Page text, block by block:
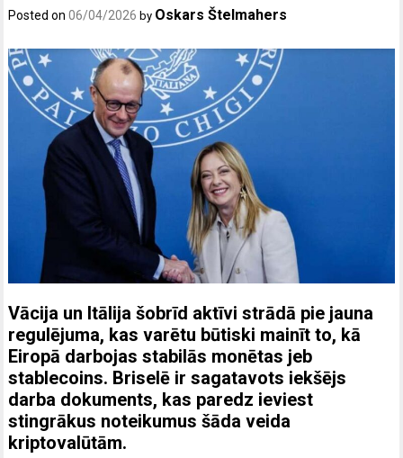
Posted on06/04/2026 by Oskars Štelmahers
Vācija un Itālija šobrīd aktīvi strādā pie jauna
regulējuma, kas varētu būtiski mainīt to, kā
Eiropā darbojas stabilās monētas jeb
stablecoins. Briselē ir sagatavots iekšējs
darba dokuments, kas paredz ieviest
stingrākus noteikumus šāda veida
kriptovalūtām.